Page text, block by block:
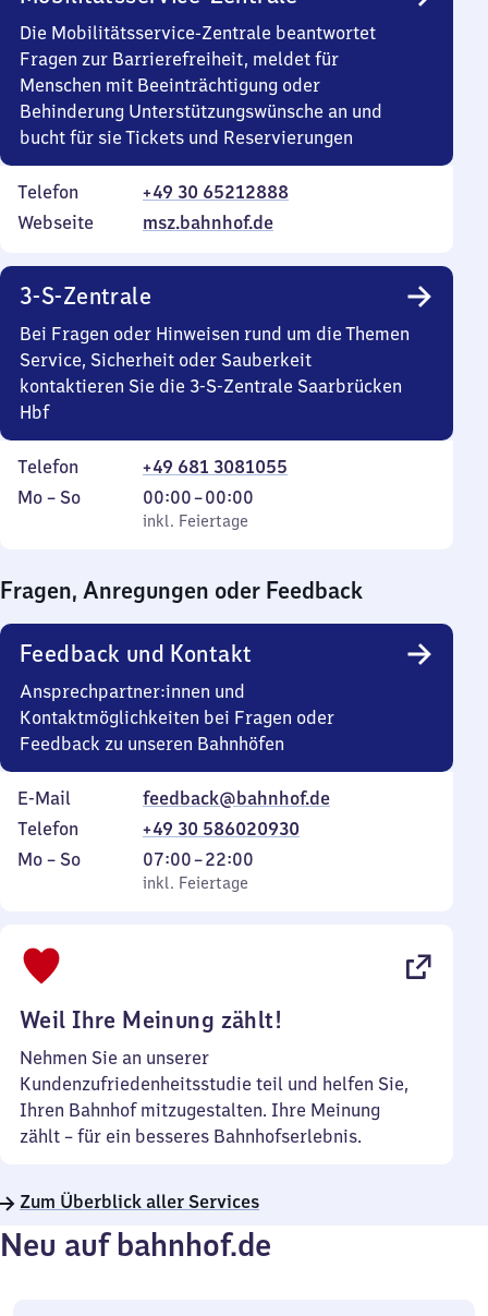
Die Mobilitätsservice-Zentrale beantwortet
Fragen zur Barrierefreiheit, meldet für
Menschen mit Beeinträchtigung oder
Behinderung Unterstützungswünsche an und
bucht für sie Tickets und Reservierungen
Telefon
+49 30 65212888
Webseite
msz.bahnhof.de
3-S-Zentrale
Bei Fragen oder Hinweisen rund um die Themen
Service, Sicherheit oder Sauberkeit
kontaktieren Sie die 3-S-Zentrale Saarbrücken
Hbf
Telefon
+49 681 3081055
Montag
Mo – So,
inkl. Feiertage
00:00–00:00
Von
0
0
Uhr
inkl. Feiertage
Fragen, Anregungen oder Feedback
Feedback und Kontakt
Ansprechpartner:innen und
Kontaktmöglichkeiten bei Fragen oder
Feedback zu unseren Bahnhöfen
E-Mail
feedback@bahnhof.de
Telefon
+49 30 586020930
Montag
Mo – So,
inkl. Feiertage
07:00–22:00
Von
7
inkl. Feiertage
Weil Ihre Meinung zählt!
Nehmen Sie an unserer
Kundenzufriedenheitsstudie teil und helfen Sie,
Ihren Bahnhof mitzugestalten. Ihre Meinung
zählt – für ein besseres Bahnhofserlebnis.
Zum Überblick aller Services
Neu auf bahnhof.de